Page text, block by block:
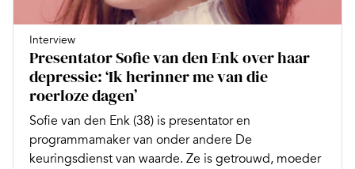
Interview
Presentator Sofie van den Enk over haar
depressie: ‘Ik herinner me van die
roerloze dagen’
Sofie van den Enk (38) is presentator en
programmamaker van onder andere De
keuringsdienst van waarde. Ze is getrouwd, moeder